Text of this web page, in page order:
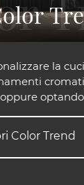
la
Color Trend